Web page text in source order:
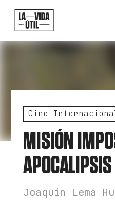
Cine
MISIÓN
Joaquín Lema